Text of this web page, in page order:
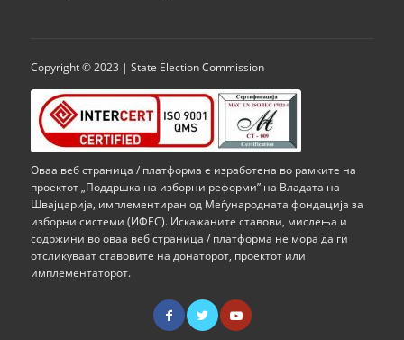
Copyright © 2023 | State Election Commission
Оваа веб страница / платформа е изработена во рамките на
проектот „Поддршка на изборни реформи” на Владата на
Швајцарија, имплементиран од Меѓународната фондација за
изборни системи (ИФЕС). Искажаните ставови, мислења и
содржини во оваа веб страница / платформа не мора да ги
отсликуваат ставовите на донаторот, проектот или
имплементаторот.